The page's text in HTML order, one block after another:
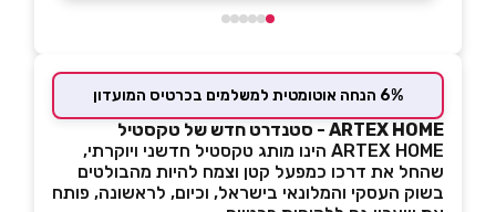
6% הנחה אוטומטית למשלמים בכרטיס המועדון
ARTEX HOME - סטנדרט חדש של טקסטיל
ARTEX HOME הינו מותג טקסטיל חדשני ויוקרתי,
שהחל את דרכו כמפעל קטן וצמח להיות מהבולטים
בשוק העסקי והמלונאי בישראל, וכיום, לראשונה, פותח